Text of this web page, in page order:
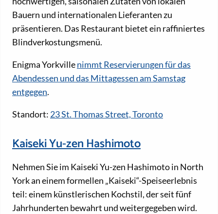
Bauern und internationalen Lieferanten zu
präsentieren. Das Restaurant bietet ein raffiniertes
Blindverkostungsmenü.
Enigma Yorkvillenimmt Reservierungen für das
Abendessen und das Mittagessen am Samstag
entgegen.
Standort: 23 St. Thomas Street, Toronto
Kaiseki Yu-zen Hashimoto
Nehmen Sie im Kaiseki Yu-zen Hashimoto in North
York an einem formellen „Kaiseki“-Speiseerlebnis
teil: einem künstlerischen Kochstil, der seit fünf
Jahrhunderten bewahrt und weitergegeben wird.